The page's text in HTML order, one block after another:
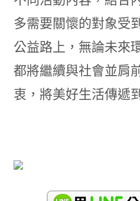
多需要關懷的對象受
公益路上，無論未來
都將繼續與社會並肩
衷，將美好生活傳遞